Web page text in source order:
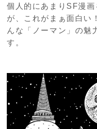
個人的にあまり SF漫画
が、これがまぁ面白い
んな「ノーマン」の魅
す。